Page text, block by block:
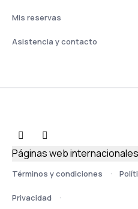
Mis reservas
Asistencia y contacto
Términos y condiciones
Privacidad
Páginas web internacionales